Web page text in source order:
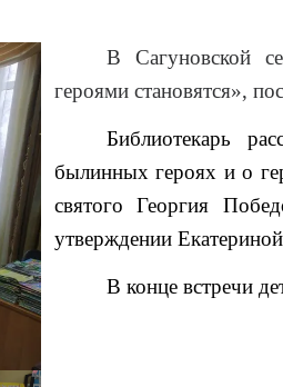
В Сагуновской
героями становятся»,
Библиотекарь
былинных героях и о
святого Георгия
утверждении
В конце встречи